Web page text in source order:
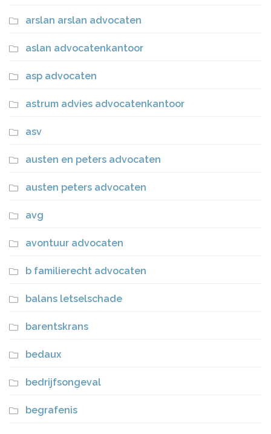
arslan arslan advocaten
aslan advocatenkantoor
asp advocaten
astrum advies advocatenkantoor
asv
austen en peters advocaten
austen peters advocaten
avg
avontuur advocaten
b familierecht advocaten
balans letselschade
barentskrans
bedaux
bedrijfsongeval
begrafenis